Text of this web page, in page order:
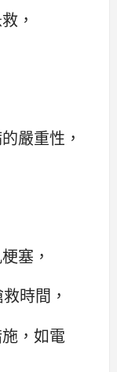
，
嚴重性，
塞，
時間，
，如電